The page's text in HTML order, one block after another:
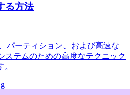
る方法
パーティション、および高速な
ステムのための高度なテクニック